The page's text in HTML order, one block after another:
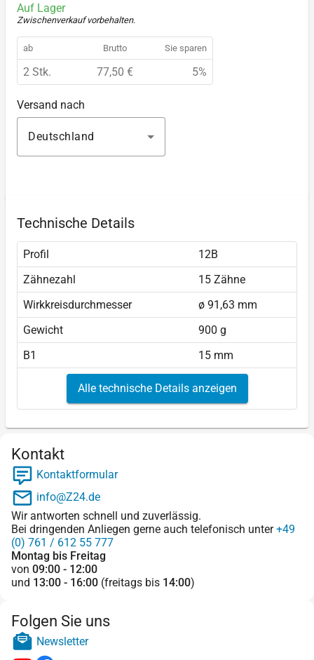
Auf Lager
Zwischenverkauf vorbehalten.
ab Brutto Sie sparen
2 Stk. 77,50 € 5%
Versand nach
Deutschland
Technische Details
Profil
12B
Zähnezahl
15 Zähne
Wirkkreisdurchmesser
ø 91,63 mm
Gewicht
900 g
B1
15 mm
Alle technische Details anzeigen
Kontakt
Kontaktformular
info@Z24.de
Wir antworten schnell und zuverlässig.
Bei dringenden Anliegen gerne auch telefonisch unter+49
(0) 761 / 612 55 777
Montag bis Freitag
von 09:00 - 12:00
und 13:00 - 16:00 (freitags bis 14:00)
Folgen Sie uns
Newsletter